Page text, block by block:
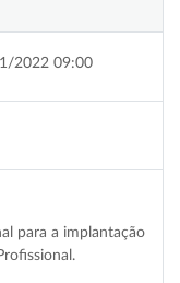
2022 09:00
para a implantação